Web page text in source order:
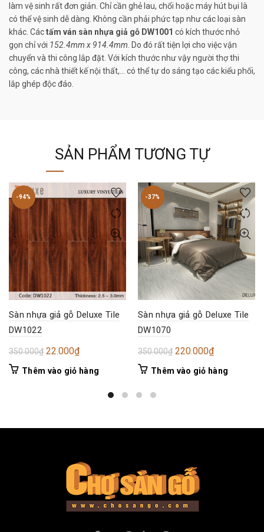
làm vệ sinh rất đơn giản. Chỉ cần ghẻ lau, chổi hoặc máy hút bụi là
có thể vệ sinh dễ dàng. Không cần phải phức tạp như các loại sàn
khác. Cáctấm ván sàn nhựa giả gỗ DW1001 có kích thước nhỏ
gọn chỉ với 152.4mm x 914.4mm . Do đó rất tiện lợi cho việc vận
chuyển và thi công lắp đặt. Với kích thước như vậy người thợ thi
công, các nhà thiết kế nội thất,… có thể tự do sáng tạo các kiểu phối,
lắp ghép độc đáo.
SẢN PHẨM TƯƠNG TỰ
-94%
Sàn nhựa giả gỗ Deluxe Tile
DW1022
350.000₫ Giá
gốc
22.000₫Giá
hiện
Thêm vào giỏ hàng
-37%
Sàn nhựa giả gỗ Deluxe Tile
DW1070
350.000₫ Giá
gốc
220.000₫Giá
hiện
Thêm vào giỏ hàng